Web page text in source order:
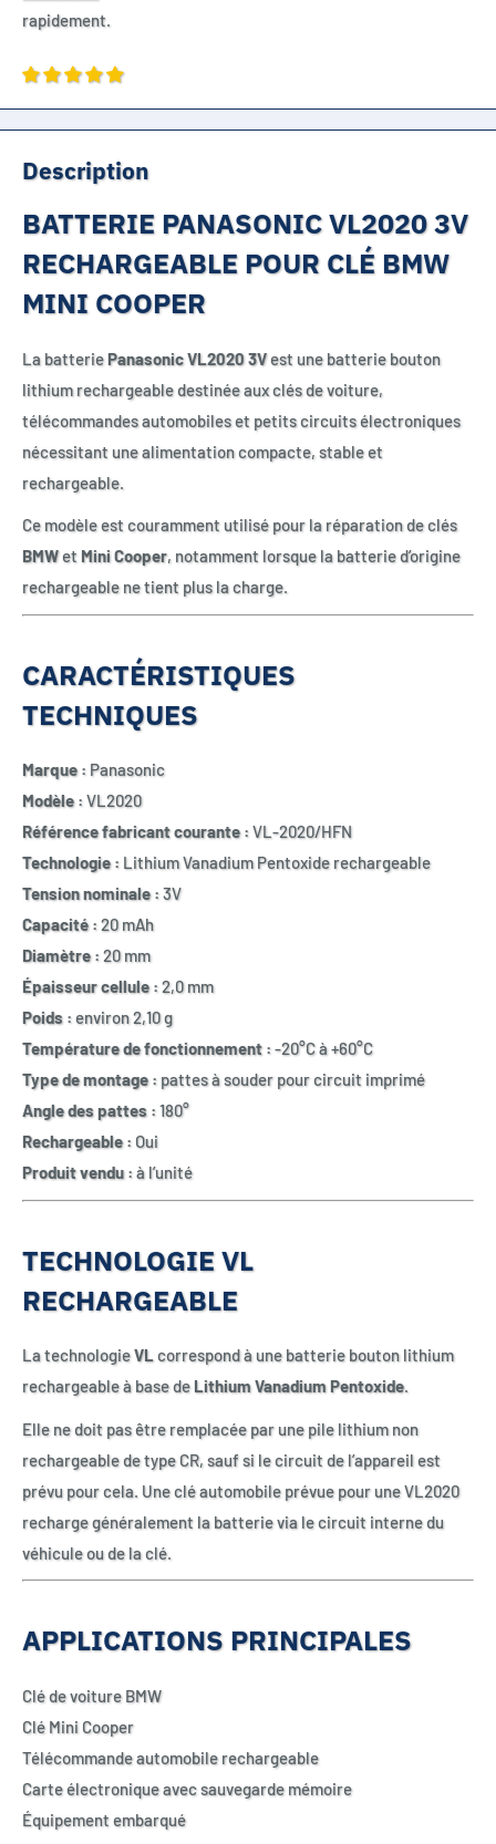
rapidement.
Description
BATTERIE PANASONIC VL2020 3V
RECHARGEABLE POUR CLÉ BMW
MINI COOPER
La batteriePanasonic VL2020 3Vest une batterie bouton
lithium rechargeable destinée aux clés de voiture,
télécommandes automobiles et petits circuits électroniques
nécessitant une alimentation compacte, stable et
rechargeable.
Ce modèle est couramment utilisé pour la réparation de clés
BMWet Mini Cooper, notamment lorsque la batterie d’origine
rechargeable ne tient plus la charge.
CARACTÉRISTIQUES
TECHNIQUES
Marque : Panasonic
Modèle :VL2020
Référence fabricant courante :VL-2020/HFN
Technologie : Lithium Vanadium Pentoxide rechargeable
Tension nominale :3V
Capacité :20 mAh
Diamètre :20 mm
Épaisseur cellule :2,0 mm
Poids :environ 2,10 g
Température de fonctionnement :-20°C à +60°C
Type de montage : pattes à souder pour circuit imprimé
Angle des pattes :180°
Rechargeable : Oui
Produit vendu :à l’unité
TECHNOLOGIE VL
RECHARGEABLE
La technologieVLcorrespond à une batterie bouton lithium
rechargeable à base de Lithium Vanadium Pentoxide.
Elle ne doit pas être remplacée par une pile lithium non
rechargeable de type CR, sauf si le circuit de l’appareil est
prévu pour cela. Une clé automobile prévue pour une VL2020
recharge généralement la batterie via le circuit interne du
véhicule ou de la clé.
APPLICATIONS PRINCIPALES
Clé de voiture BMW
Clé Mini Cooper
Télécommande automobile rechargeable
Carte électronique avec sauvegarde mémoire
Équipement embarqué